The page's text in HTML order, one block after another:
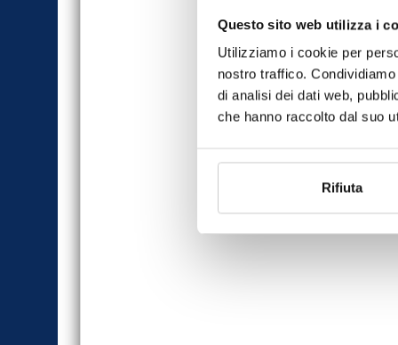
Questo sito web utilizza i
Utilizziamo i cookie per
nostro traffico.
di analisi dei dati web,
che hanno raccolto dal suo
Rifiuta